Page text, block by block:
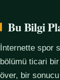
Bu Bilgi
İnternette spor
bölümü ticari
över, bir